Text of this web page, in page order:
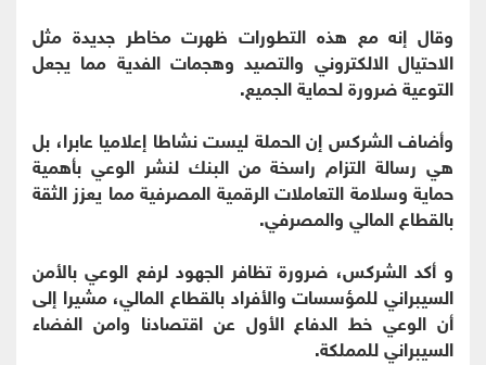
وقال إنه مع هذه التطورات ظهرت مخاطر جديدة مثل
الاحتيال الالكتروني والتصيد وهجمات الفدية مما يجعل
التوعية ضرورة لحماية الجميع.
وأضاف الشركس إن الحملة ليست نشاطا إعلاميا عابرا، بل
هي رسالة التزام راسخة من البنك لنشر الوعي بأهمية
حماية وسلامة التعاملات الرقمية المصرفية مما يعزز الثقة
بالقطاع المالي والمصرفي.
و أكد الشركس، ضرورة تظافر الجهود لرفع الوعي بالأمن
السيبراني للمؤسسات والأفراد بالقطاع المالي، مشيرا إلى
أن الوعي خط الدفاع الأول عن اقتصادنا وامن الفضاء
السيبراني للمملكة.